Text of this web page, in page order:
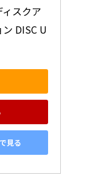
スクア
DISC U
見る